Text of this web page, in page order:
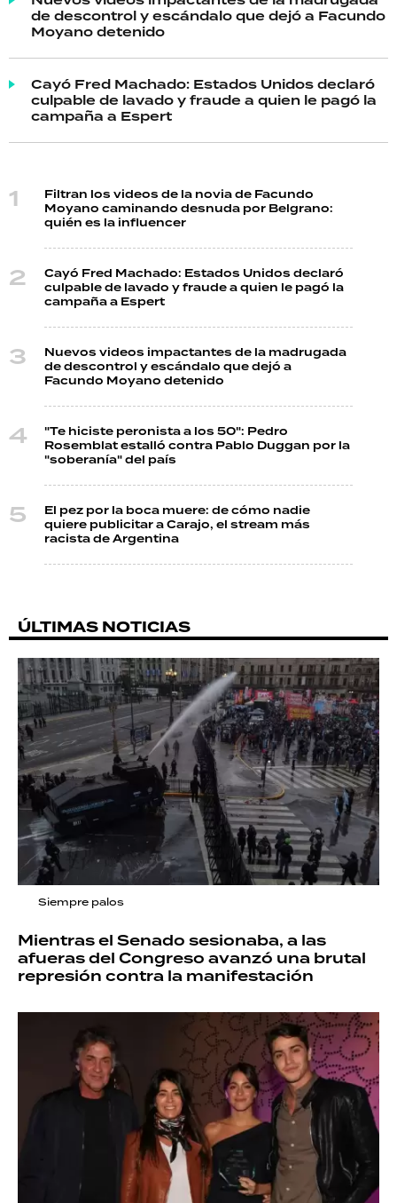
de descontrol y escándalo que dejó a Facundo
Moyano detenido
Cayó Fred Machado: Estados Unidos declaró
culpable de lavado y fraude a quien le pagó la
campaña a Espert
Filtran los videos de la novia de Facundo
Moyano caminando desnuda por Belgrano:
quién es la influencer
Cayó Fred Machado: Estados Unidos declaró
culpable de lavado y fraude a quien le pagó la
campaña a Espert
Nuevos videos impactantes de la madrugada
de descontrol y escándalo que dejó a
Facundo Moyano detenido
"Te hiciste peronista a los 50": Pedro
Rosemblat estalló contra Pablo Duggan por la
"soberanía" del país
El pez por la boca muere: de cómo nadie
quiere publicitar a Carajo, el stream más
racista de Argentina
ÚLTIMAS NOTICIAS
Siempre palos
Mientras el Senado sesionaba, a las
afueras del Congreso avanzó una brutal
represión contra la manifestación